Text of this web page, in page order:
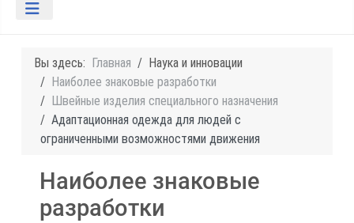
Вы здесь: Главная
Наука и инновации
Наиболее знаковые разработки
Швейные изделия специального назначения
Адаптационная одежда для людей с
ограниченными возможностями движения
Наиболее знаковые
разработки